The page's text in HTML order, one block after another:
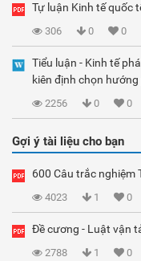
Tự luận Kinh tế quốc
306 0 0
Tiểu luận - Kinh tế
kiên định chọn
2256 0 0
Gợi ý tài liệu cho bạn
600 Câu trắc nghiệm
4023 1 0
Đề cương - Luật vận
2788 1 0